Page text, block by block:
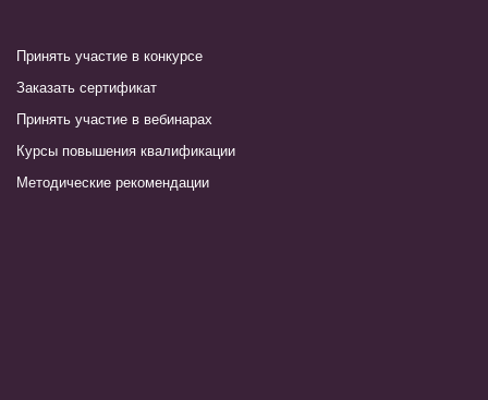
Принять участие в конкурсе
Заказать сертификат
Принять участие в вебинарах
Курсы повышения квалификации
Методические рекомендации